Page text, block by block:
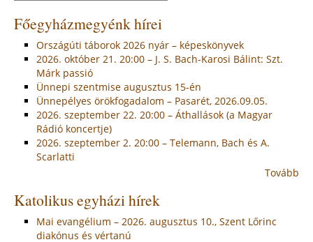
Főegyházmegyénk hírei
Országúti táborok 2026 nyár – képeskönyvek
2026. október 21. 20:00 – J. S. Bach-Karosi Bálint: Szt.
Márk passió
Ünnepi szentmise augusztus 15-én
Ünnepélyes örökfogadalom – Pasarét, 2026.09.05.
2026. szeptember 22. 20:00 – Áthallások (a Magyar
Rádió koncertje)
2026. szeptember 2. 20:00 – Telemann, Bach és A.
Scarlatti
Tovább
Katolikus egyházi hírek
Mai evangélium – 2026. augusztus 10., Szent Lőrinc
diakónus és vértanú